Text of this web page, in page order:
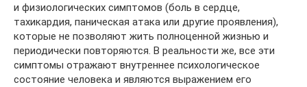
и физиологических симптомов (боль в сердце,
тахикардия, паническая атака или другие проявления),
которые не позволяют жить полноценной жизнью и
периодически повторяются. В реальности же, все эти
симптомы отражают внутреннее психологическое
состояние человека и являются выражением его